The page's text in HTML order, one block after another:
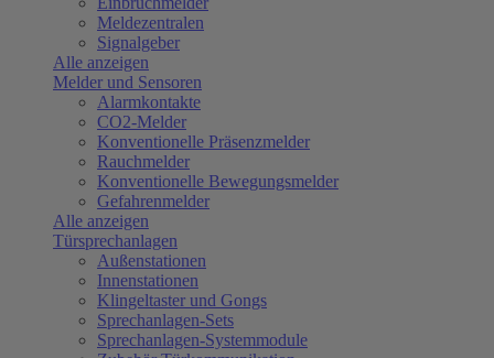
Meldezentralen
Signalgeber
Alle anzeigen
Melder und Sensoren
Alarmkontakte
CO2-Melder
Konventionelle Präsenzmelder
Rauchmelder
Konventionelle Bewegungsmelder
Gefahrenmelder
Alle anzeigen
Türsprechanlagen
Außenstationen
Innenstationen
Klingeltaster und Gongs
Sprechanlagen-Sets
Sprechanlagen-Systemmodule